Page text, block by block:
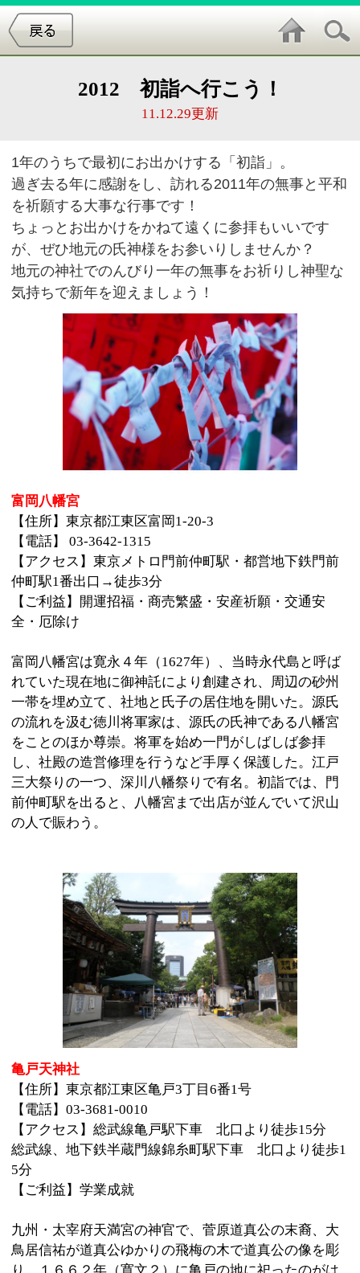
11.12.29更新
1年のうちで最初にお出かけする「初詣」。
ちょっとお出かけをかねて遠くに参拝もいいです
が、ぜひ地元の氏神様をお参いりしませんか？
地元の神社でのんびり一年の無事をお祈りし神聖な
気持ちで新年を迎えましょう！
【住所】東京都江東区富岡1-20-3
【電話】 03-3642-1315
【アクセス】東京メトロ門前仲町駅・都営地下鉄門前
仲町駅1番出口→徒歩3分
【ご利益】開運招福・商売繁盛・安産祈願・交通安
富岡八幡宮は寛永４年（1627年）、当時永代島と呼ば
一帯を埋め立て、社地と氏子の居住地を開いた。源氏
の流れを汲む徳川将軍家は、源氏の氏神である八幡宮
をことのほか尊崇。将軍を始め一門がしばしば参拝
し、社殿の造営修理を行うなど手厚く保護した。江戸
三大祭りの一つ、深川八幡祭りで有名。初詣では、門
前仲町駅を出ると、八幡宮まで出店が並んでいて沢山
の人で賑わう。
亀戸天神社
【住所】東京都江東区亀戸3丁目6番1号
【電話】03-3681-0010
【アクセス】総武線亀戸駅下車 北口より徒歩15分
総武線、地下鉄半蔵門線錦糸町駅下車 北口より徒歩1
九州・太宰府天満宮の神官で、菅原道真公の末裔、大
鳥居信祐が道真公ゆかりの飛梅の木で道真公の像を彫
り、１６６２年（寛文２）に亀戸の地に祀ったのがは
じまりです。祭神は学問の神様として有名な菅原道真
公で、年間を通じて学業成就の祈願に訪れる人々で賑
わっていますが、特に受験シーズンに近づくと遠方よ
りお参りに来る方も多いようです。
合格祈願にぜひ。
成田山深川不動堂
【住所】東京都江東区富岡1-17-13
【電話】03-3641-8287
【アクセス】東京メトロ東西線、都営地下鉄大江戸線
「門前仲町駅」（１出口）から徒歩１分
【ご利益】学業成就 交通安全 開運招福 病気平癒
深川不動堂には真言宗中興の祖・興教大師の幼少の姿
を模した智童大師が祀られています。大変優れた智恵
の持ち主だったといわれる智童大師にあやかろうと、
受験合格や学業成就を願って多くの参拝者が訪れてい